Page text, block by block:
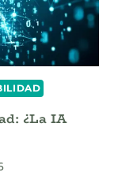
¿La IA